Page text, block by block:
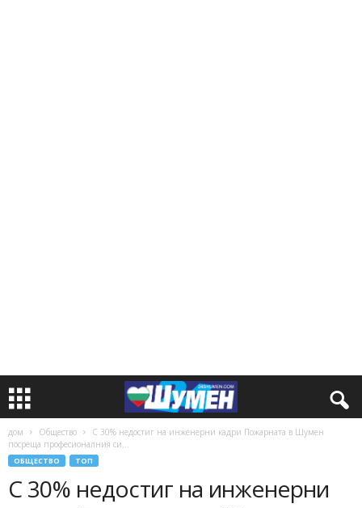
дом Общество
С 30% недостиг на инженерни кадри Пожарната в Шумен
посреща професионалния си...
ОБЩЕСТВО ТОП
С 30% недостиг на инженерни